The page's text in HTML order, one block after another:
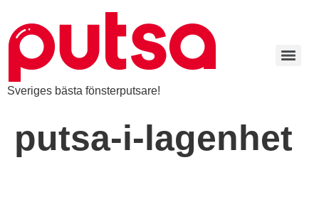
Sveriges bästa fönsterputsare!
putsa-i-lagenhet